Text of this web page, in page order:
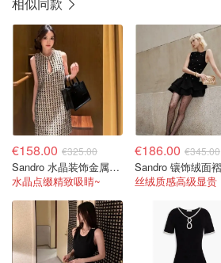
€158.00 €325.00
Sandro 水晶装饰金属感斜纹迷你连衣裙
水晶点缀精致吸睛~
€186.00 €345.00